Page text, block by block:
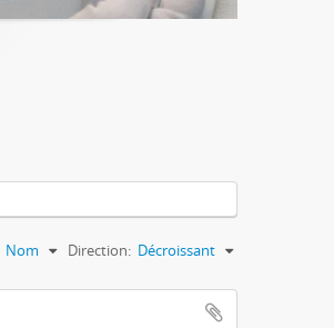
Nom Direction: Décroissant